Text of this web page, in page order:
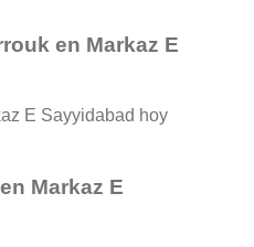
en Markaz E
E Sayyidabad hoy
Markaz E